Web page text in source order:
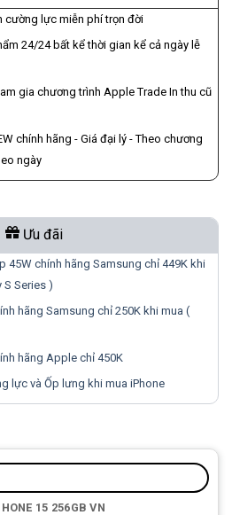
cường lực miễn phí trọn đời
24/24 bất kể thời gian kể cả ngày lễ
gia chương trình Apple Trade In thu cũ
chính hãng - Giá đại lý - Theo chương
ngày
Ưu đãi
45W chính hãng Samsung chỉ 449K khi
S Series )
hãng Samsung chỉ 250K khi mua (
hãng Apple chỉ 450K
lực và Ốp lưng khi mua iPhone
15 256GB VN